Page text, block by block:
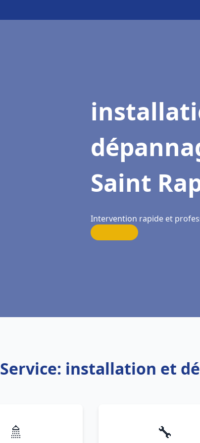
Saint
Intervention rapide et
Service: installation et
🚿 🔧